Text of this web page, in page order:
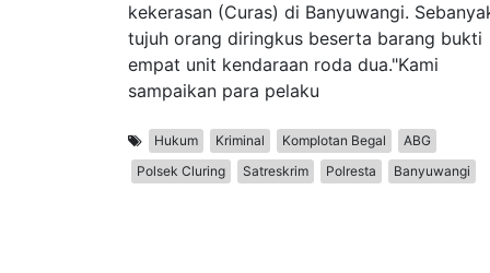
kekerasan (Curas) di Banyuwangi.
tujuh orang diringkus beserta barang bukti
empat unit kendaraan roda dua."Kami
sampaikan para pelaku
Hukum Kriminal Komplotan Begal
ABG
Polsek Cluring
Satreskrim Polresta Banyuwangi